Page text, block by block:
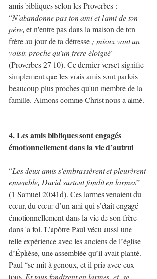
amis bibliques selon les Proverbes :
“N'abandonne pas ton ami et l'ami de ton
père, et n'entre pas dans la maison de ton
frère au jour de ta détresse ; mieux vaut un
voisin proche qu'un frère éloigné"
(Proverbes 27:10). Ce dernier verset signifie
simplement que les vrais amis sont parfois
beaucoup plus proches qu'un membre de la
famille. Aimons comme Christ nous a aimé.
4. Les amis bibliques sont engagés
émotionnellement dans la vie d’autrui
“Les deux amis s'embrassèrent et pleurèrent
ensemble, David surtout fondit en larmes”
(1 Samuel 20:41d). Ces larmes venaient du
cœur, du cœur d’un ami qui s’était engagé
émotionnellement dans la vie de son frère
dans la foi. L’apôtre Paul vécu aussi une
telle expérience avec les anciens de l’église
d’Éphèse, une assemblée qu’il avait planté.
Paul “se mit à genoux, et il pria avec eux
tous. Et tous fondirent en larmes, et, se